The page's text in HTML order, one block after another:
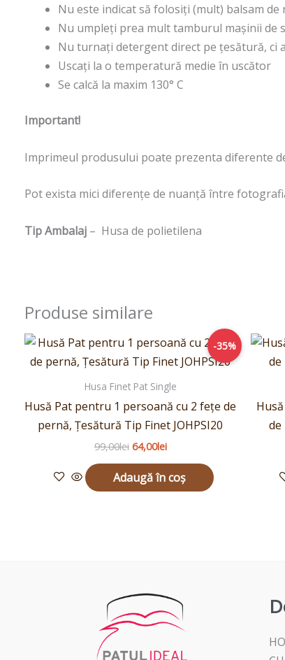
Nu este indicat să folosiți (mult) balsam
Nu umpleți prea mult tamburul mașinii
Nu turnați detergent direct pe țesătură, ci
Uscați la o temperatură medie în uscător
Se calcă la maxim 130° C
Important!
Imprimeul produsului poate prezenta diferente
Pot exista mici diferențe de nuanță între
Tip Ambalaj – Husa de polietilena
Produse similare
-35%
Husa Finet Pat Single
Husă Pat pentru 1 persoană cu 2 fețe de
pernă, Țesătură Tip Finet JOHPSI20
99,00lei
Prețul
inițial
a
99,00lei.
64,00lei
Prețul
curent
este:
Adaugă în coș
de